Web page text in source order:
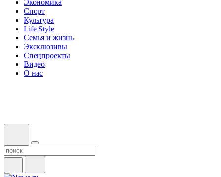
Экономика
Спорт
Культура
Life Style
Семья и жизнь
Эксклюзивы
Спецпроекты
Видео
О нас